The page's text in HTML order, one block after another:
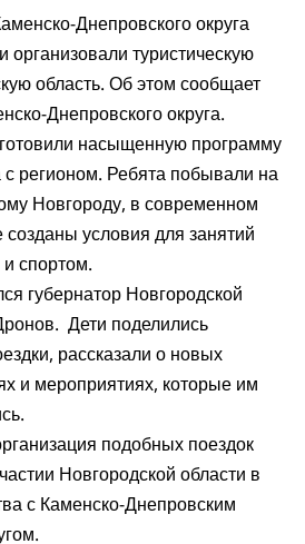
Днепровского округа
организовали туристическую
область. Об этом сообщает
Днепровского округа.
насыщенную программу
с регионом. Ребята побывали на
Новгороду, в современном
условия для занятий
спортом.
губернатор Новгородской
Дети поделились
рассказали о новых
и мероприятиях, которые им
подобных поездок
Новгородской области в
с Каменско-Днепровским